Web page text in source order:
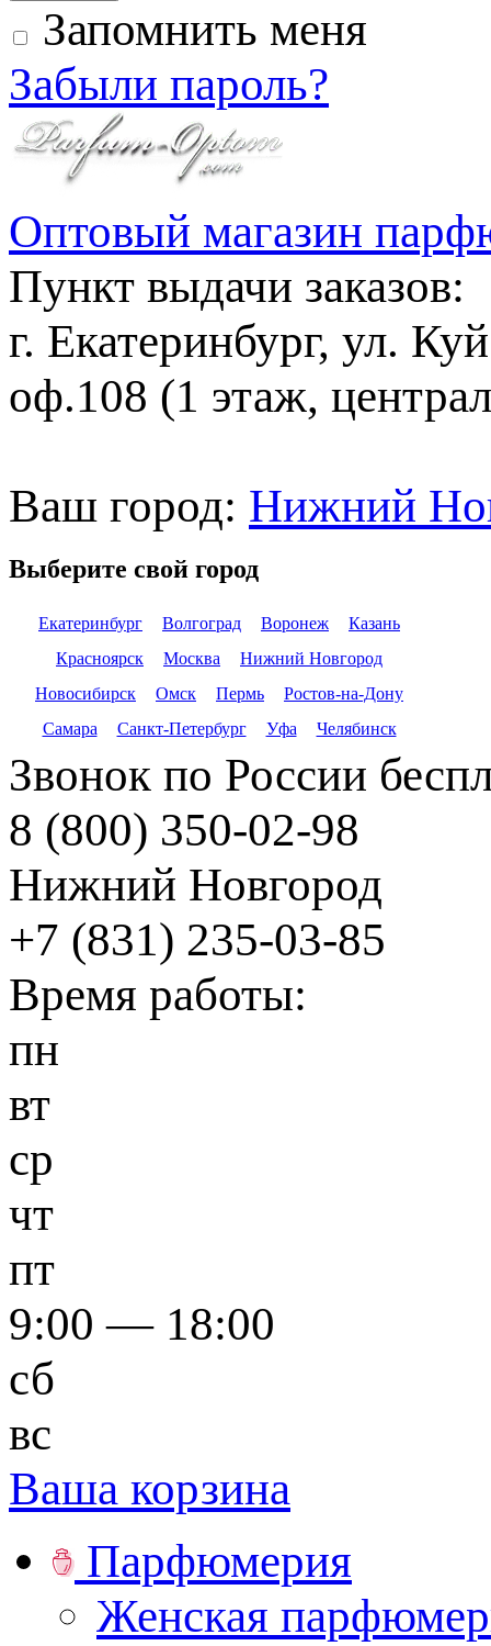
Запомнить меня
Забыли пароль?
Оптовый магазин
Пункт выдачи заказов:
г. Екатеринбург, ул.
оф.108 (1 этаж,
Ваш город: Нижний
Выберите свой город
Екатеринбург Волгоград Воронеж
Казань
Красноярск
Москва
Нижний Новгород
Новосибирск
Омск Пермь
Ростов-на-Дону
Самара
Санкт-Петербург Уфа Челябинск
Звонок по России
8 (800) 350-02-98
Нижний Новгород
+7 (831) 235-03-85
Время работы:
пн
вт
ср
чт
пт
9:00 — 18:00
сб
вс
Ваша корзина
Парфюмерия
Женская